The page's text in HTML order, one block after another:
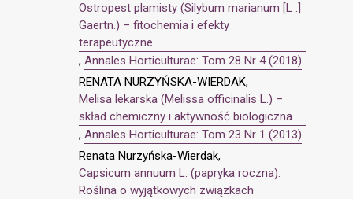
Ostropest plamisty (Silybum marianum [L .]
Gaertn.) – fitochemia i efekty
terapeutyczne
, Annales Horticulturae: Tom 28 Nr 4 (2018)
RENATA NURZYŃSKA-WIERDAK,
Melisa lekarska (Melissa officinalis L.) –
skład chemiczny i aktywność biologiczna
, Annales Horticulturae: Tom 23 Nr 1 (2013)
Renata Nurzyńska-Wierdak,
Capsicum annuum L. (papryka roczna):
Roślina o wyjątkowych związkach